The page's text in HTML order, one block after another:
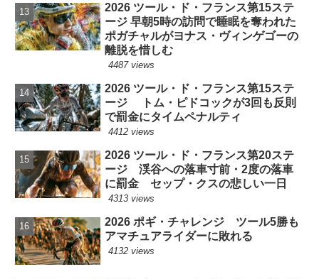
2026 ツール・ド・フランス第15ステ
ージ 早朝5時の訪問で睡眠を奪われた
ポガチャルがヨナス・ヴィンゲゴーの
離脱を惜しむ
4487 views
2026 ツール・ド・フランス第15ステ
ージ トム・ピドコックが3回も反則
で罰金にタイムペナルティ
4412 views
2026 ツール・ド・フランス第20ステ
ージ 渓谷への落車寸前・2度の落車
に罰金 セップ・クスの悲しい一日
4313 views
2026 ポギ・チャレンジ ツール5勝も
アマチュアライダーに敗れる
4132 views